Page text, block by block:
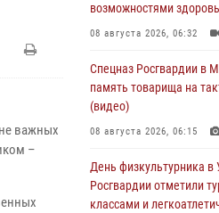
важных
–
возможностями
08 августа 2026, 06:32
Спецназ Росгвардии в
память товарища на
(видео)
08 августа 2026, 06:15
День физкультурника в
Росгвардии отметили
классами и